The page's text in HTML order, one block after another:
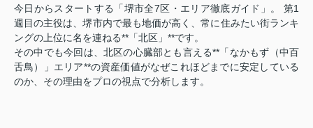
今日からスタートする「堺市全7区・エリア徹底ガイド」。 第1
週目の主役は、堺市内で最も地価が高く、常に住みたい街ランキ
ングの上位に名を連ねる**「北区」**です。
その中でも今回は、北区の心臓部とも言える**「なかもず（中百
舌鳥）」エリア**の資産価値がなぜこれほどまでに安定している
のか、その理由をプロの視点で分析します。